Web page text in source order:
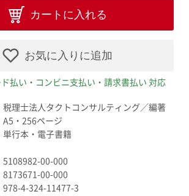
カートに入れる
お気に入りに追加
払い・コンビニ支払い・請求書払い 対応
税理士法人タクトコンサルティング／編著
A5・256ページ
単行本・電子書籍
5108982-00-000
8173671-00-000
978-4-324-11477-3